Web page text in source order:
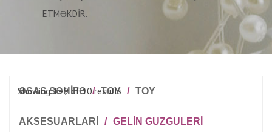
ETMƏKDIR.
ƏSAS SƏHİFƏ / TOY / TOY
AKSESUARLARI / GELIN GUZGULERI
Showing 1–9 of 10 results